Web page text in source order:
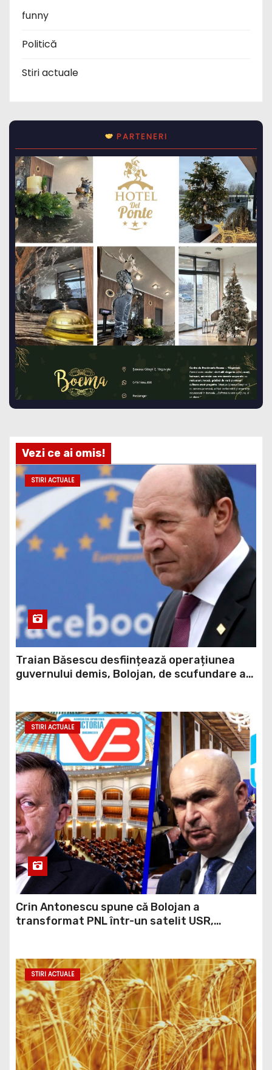
funny
Politică
Stiri actuale
PARTENERI
Vezi ce ai omis!
STIRI ACTUALE
Traian Băsescu desființează operațiunea
guvernului demis, Bolojan, de scufundare a
STIRI ACTUALE
Crin Antonescu spune că Bolojan a
transformat PNL într-un satelit USR,
STIRI ACTUALE